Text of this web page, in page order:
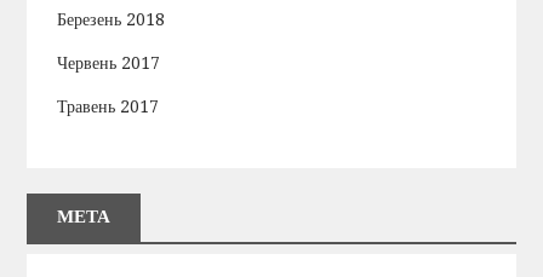
Березень 2018
Червень 2017
Травень 2017
МЕТА